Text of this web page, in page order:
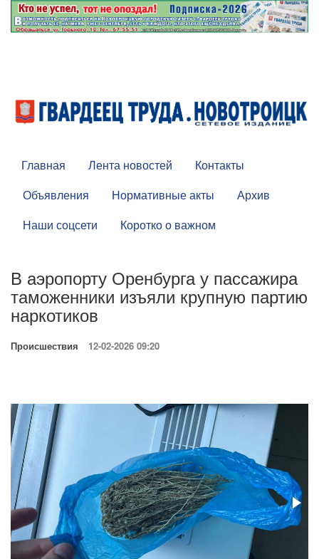
Главная Лента новостей
Контакты
Объявления
Нормативные акты
Архив
Наши соцсети
Коротко о важном
В аэропорту Оренбурга у пассажира
таможенники изъяли крупную партию
наркотиков
Происшествия 12-02-2026 09:20